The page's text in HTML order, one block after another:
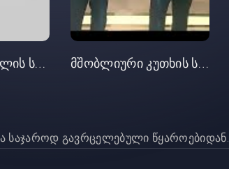
ეკა კვალიაშვილის სოლო-კონცერტი მშობლიური კუთხის სიმღერები
საჯაროდ გავრცელებული წყაროებიდან.